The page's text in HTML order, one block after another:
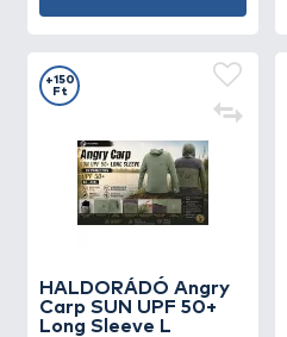
HALDORÁDÓ Angry
Carp SUN UPF 50+
Long Sleeve L
+150
Ft